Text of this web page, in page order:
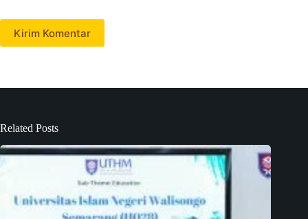
Kirim Komentar
Related Posts